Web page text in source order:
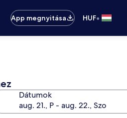
App megnyitása
HUF•
Dátumok